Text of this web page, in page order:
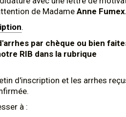
de Madame Anne
.
par chèque ou bien
RIB dans la rubrique
d'inscription et les arrhes
à :